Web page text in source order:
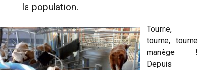
la population.
Tourne,
tourne, tourne
manège !
Depuis